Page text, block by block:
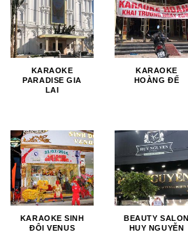
KARAOKE
PARADISE GIA
LAI
KARAOKE
HOÀNG ĐẾ
KARAOKE SINH
ĐÔI VENUS
BEAUTY SALON
HUY NGUYỄN